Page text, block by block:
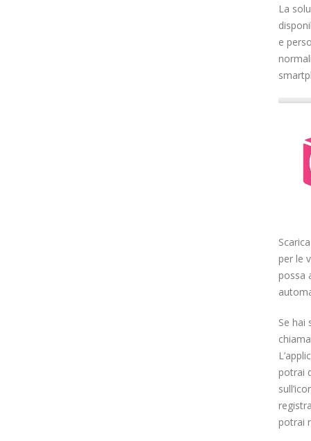
La
e
per le
possa
Se hai
potrai
potrai